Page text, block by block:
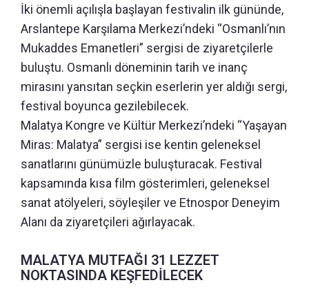
İki önemli açılışla başlayan festivalin ilk gününde,
Arslantepe Karşılama Merkezi’ndeki “Osmanlı’nın
Mukaddes Emanetleri” sergisi de ziyaretçilerle
buluştu. Osmanlı döneminin tarih ve inanç
mirasını yansıtan seçkin eserlerin yer aldığı sergi,
festival boyunca gezilebilecek.
Malatya Kongre ve Kültür Merkezi’ndeki “Yaşayan
Miras: Malatya” sergisi ise kentin geleneksel
sanatlarını günümüzle buluşturacak. Festival
kapsamında kısa film gösterimleri, geleneksel
sanat atölyeleri, söyleşiler ve Etnospor Deneyim
Alanı da ziyaretçileri ağırlayacak.
MALATYA MUTFAĞI 31 LEZZET
NOKTASINDA KEŞFEDİLECEK